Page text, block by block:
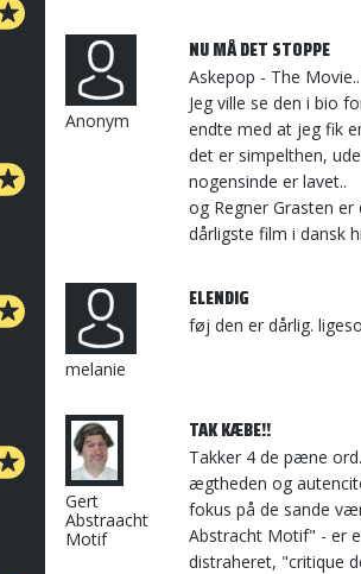
Anonym
NU MÅ DET STOPPE
Askepop - The
Jeg ville se den i bio
endte med at jeg fik
det er simpelthen,
nogensinde er lavet..
og Regner Grasten
dårligste film i dansk
melanie
ELENDIG
føj den er dårlig.
Gert
Abstraacht
Motif
TAK KÆBE!!
Takker 4 de pæne
ægtheden og
fokus på de sande
Abstracht Motif" - er
distraheret, "critique